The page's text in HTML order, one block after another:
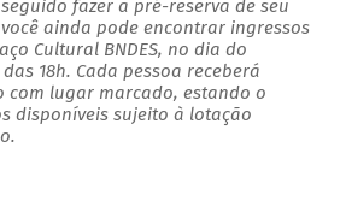
fazer a pré-reserva de seu
ainda pode encontrar ingressos
Cultural BNDES, no dia do
18h. Cada pessoa receberá
com lugar marcado, estando o
disponíveis sujeito à lotação